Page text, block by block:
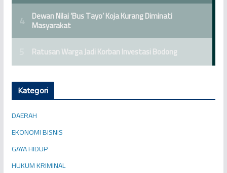
Kategori
DAERAH
EKONOMI BISNIS
GAYA HIDUP
HUKUM KRIMINAL